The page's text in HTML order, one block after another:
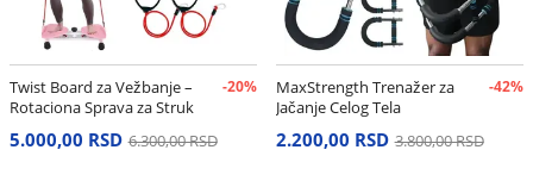
Twist Board za Vežbanje –
Rotaciona Sprava za Struk
-20%
5.000,00 RSD 6.300,00 RSD
MaxStrength Trenažer za
Jačanje Celog Tela
-42%
2.200,00 RSD 3.800,00 RSD